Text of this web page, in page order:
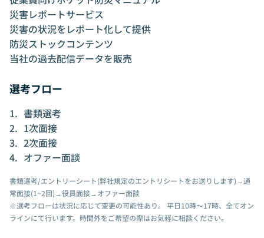
災害レポートサービス
災害の状況をレポート化して提供
防災ストックコンテンツ
当社の過去配信データを販売
選考フロー
書類選考
1次面接
2次面接
オファー面談
書類選考/エントリーシート(弊社規定のエントリシートをお送りします)→通
常面接(1~2回)→役員面接→オファー面談
※選考フローは状況に応じて変更の可能性あり。 平日10時〜17時、全てオン
ラインにて行います。時間外をご希望の際はお気軽に相談ください。